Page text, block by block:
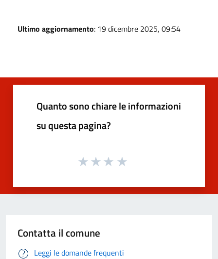
Ultimo aggiornamento: 19 dicembre 2025, 09:54
Quanto sono chiare le informazioni
su questa pagina?
Contatta il comune
Leggi le domande frequenti